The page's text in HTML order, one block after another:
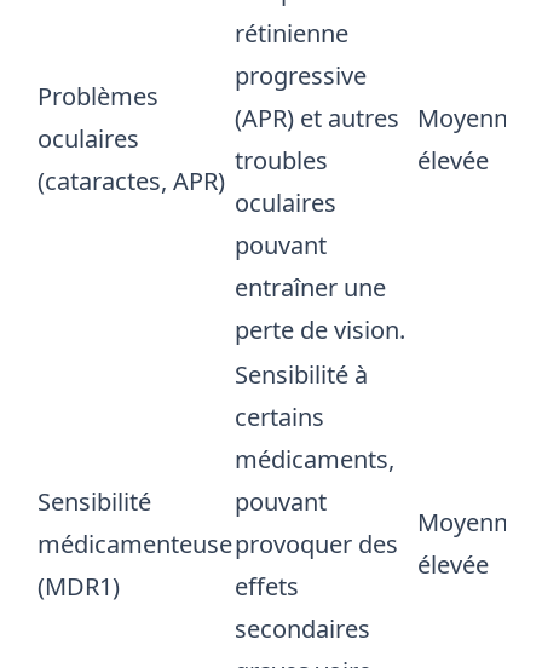
Problèmes
oculaires
(cataractes, APR)
rétinienne
progressive
(APR) et autres
troubles
oculaires
pouvant
entraîner une
perte de vision.
Moyenne à
élevée
Sensibilité
médicamenteuse
(MDR1)
Sensibilité à
certains
médicaments,
pouvant
provoquer des
effets
secondaires
Moyenne à
élevée